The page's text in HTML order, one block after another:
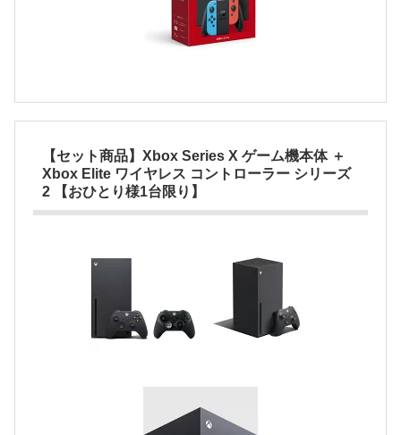
【セット商品】Xbox Series X ゲーム機本体 ＋
Xbox Elite ワイヤレス コントローラー シリーズ
2 【おひとり様1台限り】